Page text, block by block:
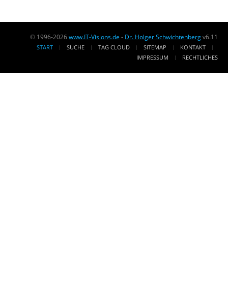
© 1996-2026www.IT-Visions.de - Dr. Holger Schwichtenbergv6.11
START SUCHE TAG CLOUD SITEMAP
KONTAKT
IMPRESSUM
RECHTLICHES